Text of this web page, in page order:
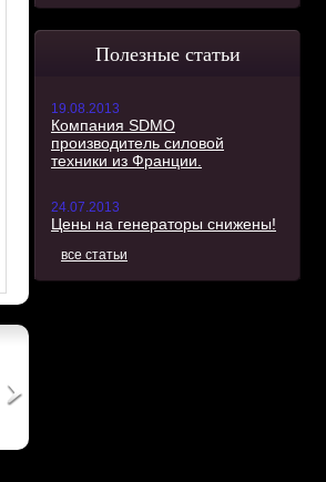
Полезные статьи
19.08.2013
Компания SDMO
производитель силовой
техники из Франции.
24.07.2013
Цены на генераторы снижены!
все статьи